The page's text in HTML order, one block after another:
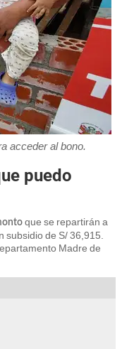
acceder al bono.
puedo
que se repartirán a
subsidio de S/ 36,915.
Madre de